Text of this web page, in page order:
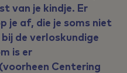
van je kindje. Er
je af, die je soms niet
de verloskundige
is er
Centering